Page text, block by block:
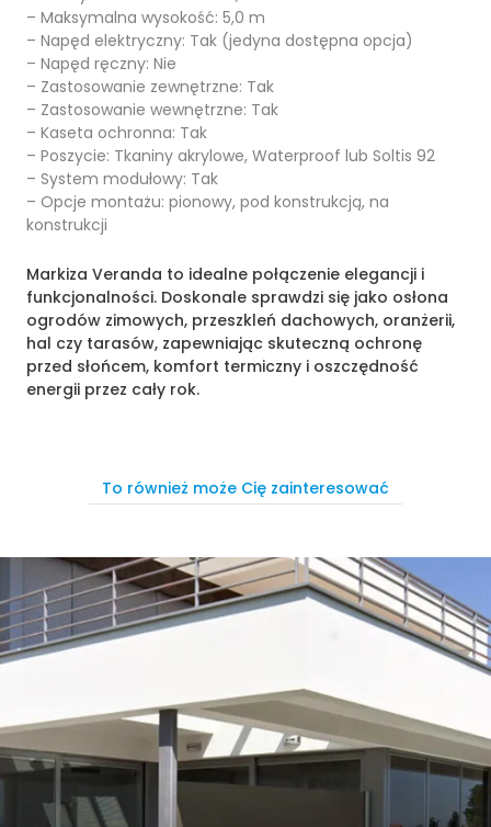
– Maksymalna wysokość: 5,0 m
– Napęd elektryczny: Tak (jedyna dostępna opcja)
– Napęd ręczny: Nie
– Zastosowanie zewnętrzne: Tak
– Zastosowanie wewnętrzne: Tak
– Kaseta ochronna: Tak
– Poszycie: Tkaniny akrylowe, Waterproof lub Soltis 92
– System modułowy: Tak
– Opcje montażu: pionowy, pod konstrukcją, na
konstrukcji
Markiza Veranda to idealne połączenie elegancji i
funkcjonalności. Doskonale sprawdzi się jako osłona
ogrodów zimowych, przeszkleń dachowych, oranżerii,
hal czy tarasów, zapewniając skuteczną ochronę
przed słońcem, komfort termiczny i oszczędność
energii przez cały rok.
To również może Cię zainteresować